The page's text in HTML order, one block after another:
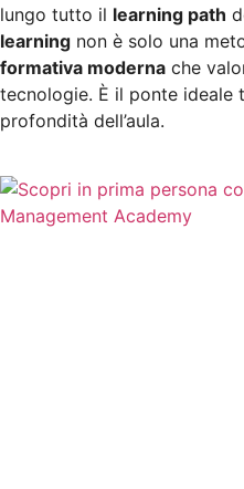
lungo tutto il learning path
learning non è solo una
formativa moderna che
tecnologie. È il ponte ideale
profondità dell’aula.